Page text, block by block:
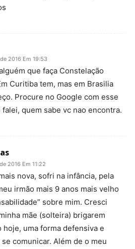
2016 Em 19:53
que faça Constelação
Curitiba tem, mas em Brasilia
Procure no Google com esse
falei, quem sabe vc nao encontra.
2016 Em 11:22
nova, sofri na infância, pela
irmão mais 9 anos mais velho
sobre mim. Cresci
mãe (solteira) brigarem
hoje, uma forma defensiva e
comunicar. Além de o meu